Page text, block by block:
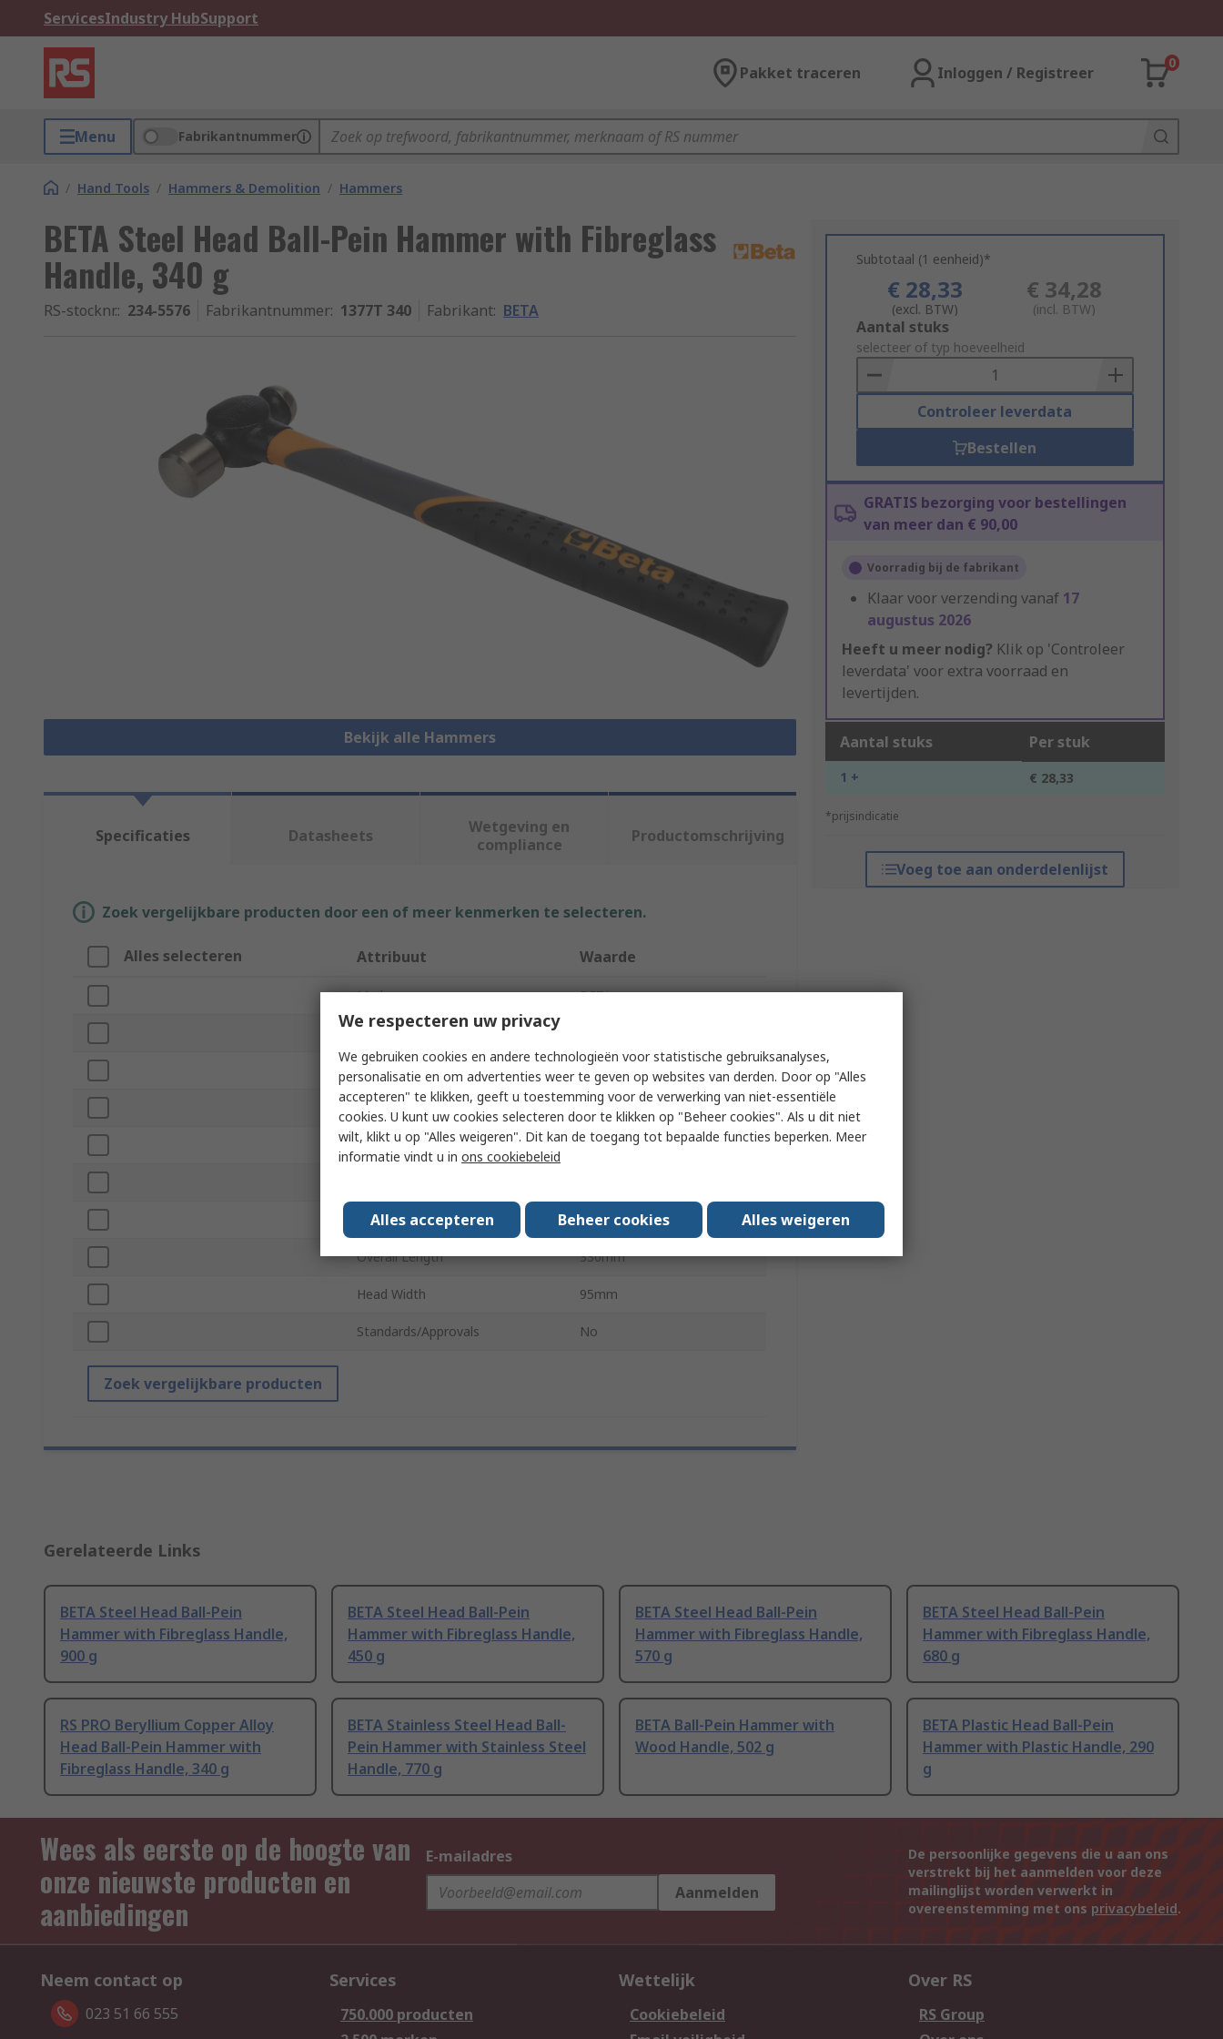
ServicesIndustry HubSupport
Pakket traceren Inloggen / Registreer
0
Menu Fabrikantnummer
/ Hand Tools / Hammers & Demolition / Hammers
BETA Steel Head Ball-Pein Hammer with Fibreglass
Handle, 340 g
RS-stocknr.: 234-5576 Fabrikantnummer: 1377T 340 Fabrikant: BETA
Bekijk alle Hammers
Subtotaal (1 eenheid)*
€ 28,33
(excl. BTW)
€ 34,28
(incl. BTW)
Add
to
Basket
Aantal stuks
selecteer of typ hoeveelheid
Controleer leverdata
Bestellen
GRATIS bezorging voor bestellingen
van meer dan € 90,00
Voorradig bij de fabrikant
Klaar voor verzending vanaf 17
augustus 2026
Heeft u meer nodig? Klik op 'Controleer
leverdata' voor extra voorraad en
levertijden.
Aantal stuks Per stuk
1 + € 28,33
*prijsindicatie
Voeg toe aan onderdelenlijst
Specificaties Datasheets
Wetgeving en
compliance
Productomschrijving
Zoek vergelijkbare producten door een of meer kenmerken te selecteren.
Alles selecteren Attribuut Waarde
Merk BETA
Hammer Type
Product Type Hammer
Non-Sparking
Head Weight 340g
Handle Material Fibreglass
Overall Length 330mm
Head Width 95mm
Standards/Approvals No
Zoek vergelijkbare producten
Gerelateerde Links
BETA Steel Head Ball-Pein
Hammer with Fibreglass Handle,
900 g
BETA Steel Head Ball-Pein
Hammer with Fibreglass Handle,
450 g
BETA Steel Head Ball-Pein
Hammer with Fibreglass Handle,
570 g
BETA Steel Head Ball-Pein
Hammer with Fibreglass Handle,
680 g
RS PRO Beryllium Copper Alloy
Head Ball-Pein Hammer with
Fibreglass Handle, 340 g
BETA Stainless Steel Head Ball-
Pein Hammer with Stainless Steel
Handle, 770 g
BETA Ball-Pein Hammer with
Wood Handle, 502 g
BETA Plastic Head Ball-Pein
Hammer with Plastic Handle, 290
g
Wees als eerste op de hoogte van
onze nieuwste producten en
aanbiedingen
E-mailadres
Aanmelden
De persoonlijke gegevens die u aan ons
verstrekt bij het aanmelden voor deze
mailinglijst worden verwerkt in
overeenstemming met ons privacybeleid.
Neem contact op
023 51 66 555
Services
750.000 producten
Wettelijk
Cookiebeleid
Over RS
RS Group
We respecteren uw privacy
We gebruiken cookies en andere technologieën voor statistische gebruiksanalyses,
personalisatie en om advertenties weer te geven op websites van derden. Door op "Alles
accepteren" te klikken, geeft u toestemming voor de verwerking van niet-essentiële
cookies. U kunt uw cookies selecteren door te klikken op "Beheer cookies". Als u dit niet
wilt, klikt u op "Alles weigeren". Dit kan de toegang tot bepaalde functies beperken. Meer
informatie vindt u in ons cookiebeleid
Alles accepteren Beheer cookies Alles weigeren